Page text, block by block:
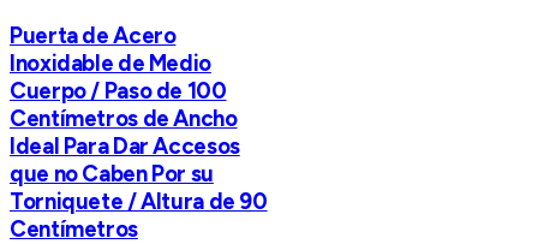
Puerta de Acero
Inoxidable de Medio
Cuerpo / Paso de 100
Centímetros de Ancho
Ideal Para Dar Accesos
que no Caben Por su
Torniquete / Altura de 90
Centímetros